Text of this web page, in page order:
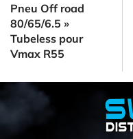
Pneu Off road
80/65/6.5 »
Tubeless pour
Vmax R55